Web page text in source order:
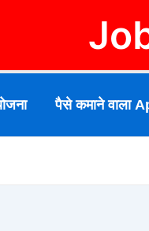
पैसे कमाने वाला